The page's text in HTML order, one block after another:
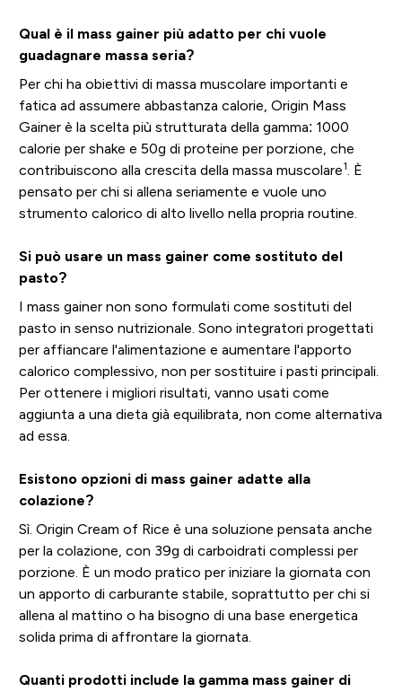
Qual è il mass gainer più adatto per chi vuole
guadagnare massa seria?
Per chi ha obiettivi di massa muscolare importanti e
fatica ad assumere abbastanza calorie, Origin Mass
Gainer è la scelta più strutturata della gamma: 1000
calorie per shake e 50g di proteine per porzione, che
contribuiscono alla crescita della massa muscolare1
. È
pensato per chi si allena seriamente e vuole uno
strumento calorico di alto livello nella propria routine.
Si può usare un mass gainer come sostituto del
pasto?
I mass gainer non sono formulati come sostituti del
pasto in senso nutrizionale. Sono integratori progettati
per affiancare l'alimentazione e aumentare l'apporto
calorico complessivo, non per sostituire i pasti principali.
Per ottenere i migliori risultati, vanno usati come
aggiunta a una dieta già equilibrata, non come alternativa
ad essa.
Esistono opzioni di mass gainer adatte alla
colazione?
Sì. Origin Cream of Rice è una soluzione pensata anche
per la colazione, con 39g di carboidrati complessi per
porzione. È un modo pratico per iniziare la giornata con
un apporto di carburante stabile, soprattutto per chi si
allena al mattino o ha bisogno di una base energetica
solida prima di affrontare la giornata.
Quanti prodotti include la gamma mass gainer di